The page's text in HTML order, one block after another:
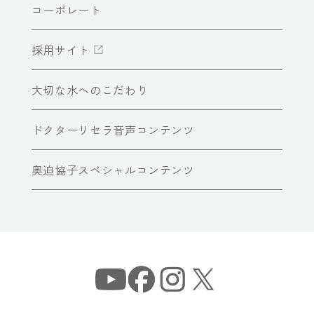
コーポレート
採用サイト
大切な水へのこだわり
ドクターリセラ音声コンテンツ
奥迫協子スペシャルコンテンツ